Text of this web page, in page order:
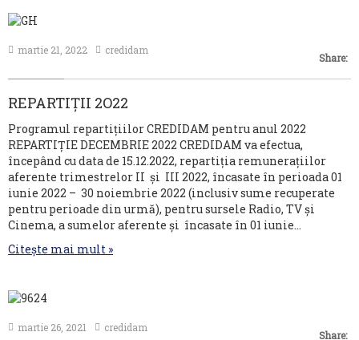
martie 21, 2022 credidam
Share:
REPARTIȚII 2O22
Programul repartițiilor CREDIDAM pentru anul 2022
REPARTIȚIE DECEMBRIE 2022 CREDIDAM va efectua,
începând cu data de 15.12.2022, repartiția remunerațiilor
aferente trimestrelor II și III 2022, încasate în perioada 01
iunie 2022 – 30 noiembrie 2022 (inclusiv sume recuperate
pentru perioade din urmă), pentru sursele Radio, TV și
Cinema, a sumelor aferente și încasate în 01 iunie…
Citește mai mult »
martie 26, 2021 credidam
Share: